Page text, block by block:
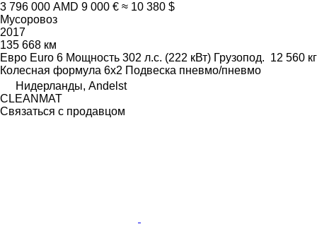
3 796 000 AMD 9 000 € ≈ 10 380 $
Мусоровоз
2017
135 668 км
Евро Euro 6 Мощность 302 л.с. (222 кВт) Грузопод. 12 560 кг
Колесная формула 6x2 Подвеска пневмо/пневмо
Нидерланды, Andelst
CLEANMAT
Связаться с продавцом